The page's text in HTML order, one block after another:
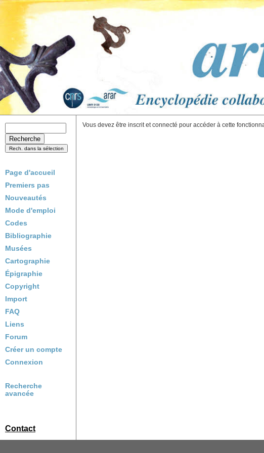
Page d'accueil
Premiers pas
Nouveautés
Mode d'emploi
Codes
Bibliographie
Musées
Cartographie
Épigraphie
Copyright
Import
FAQ
Liens
Forum
Créer un compte
Connexion
Recherche
avancée
Contact
Vous devez être inscrit et connecté pour accéder à cette